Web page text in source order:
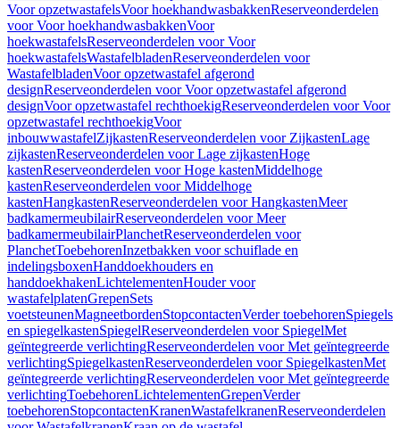
Voor opzetwastafelsVoor hoekhandwasbakkenReserveonderdelen
voor Voor hoekhandwasbakkenVoor
hoekwastafelsReserveonderdelen voor Voor
hoekwastafelsWastafelbladenReserveonderdelen voor
WastafelbladenVoor opzetwastafel afgerond
designReserveonderdelen voor Voor opzetwastafel afgerond
designVoor opzetwastafel rechthoekigReserveonderdelen voor Voor
opzetwastafel rechthoekigVoor
inbouwwastafelZijkastenReserveonderdelen voor ZijkastenLage
zijkastenReserveonderdelen voor Lage zijkastenHoge
kastenReserveonderdelen voor Hoge kastenMiddelhoge
kastenReserveonderdelen voor Middelhoge
kastenHangkastenReserveonderdelen voor HangkastenMeer
badkamermeubilairReserveonderdelen voor Meer
badkamermeubilairPlanchetReserveonderdelen voor
PlanchetToebehorenInzetbakken voor schuiflade en
indelingsboxenHanddoekhouders en
handdoekhakenLichtelementenHouder voor
wastafelplatenGrepenSets
voetsteunenMagneetbordenStopcontactenVerder toebehorenSpiegels
en spiegelkastenSpiegelReserveonderdelen voor SpiegelMet
geïntegreerde verlichtingReserveonderdelen voor Met geïntegreerde
verlichtingSpiegelkastenReserveonderdelen voor SpiegelkastenMet
geïntegreerde verlichtingReserveonderdelen voor Met geïntegreerde
verlichtingToebehorenLichtelementenGrepenVerder
toebehorenStopcontactenKranenWastafelkranenReserveonderdelen